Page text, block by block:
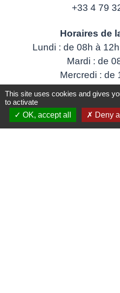
+33 4 79
Horaires de
Lundi : de 08h à
Mardi : de
Mercredi : de
Jeudi : de 08h à
Contact :
This site uses cookies and gives
to activate
OK, accept all
Deny